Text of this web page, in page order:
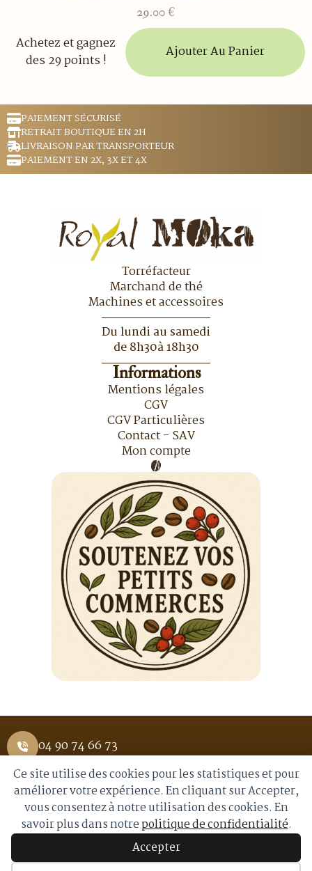
29.00 €
Achetez et gagnez
des 29 points !
Ajouter Au Panier
PAIEMENT SÉCURISÉ
RETRAIT BOUTIQUE EN 2H
LIVRAISON PAR TRANSPORTEUR
PAIEMENT EN 2X, 3X ET 4X
Torréfacteur
Marchand de thé
Machines et accessoires
Du lundi au samedi
de 8h30à 18h30
Informations
Mentions légales
CGV
CGV Particulières
Contact - SAV
Mon compte
04 90 74 66 73
1 Place Saint Pierre 84400 APT
info@royalmoka.fr
© 2026 Royal Moka. Tous droits réservés
Ce site utilise des cookies pour les statistiques et pour
améliorer votre expérience. En cliquant sur Accepter,
vous consentez à notre utilisation des cookies. En
savoir plus dans notrepolitique de confidentialité.
Accepter